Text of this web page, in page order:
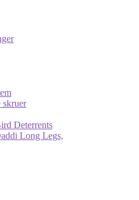
skruer
Deterrents
Long Legs,